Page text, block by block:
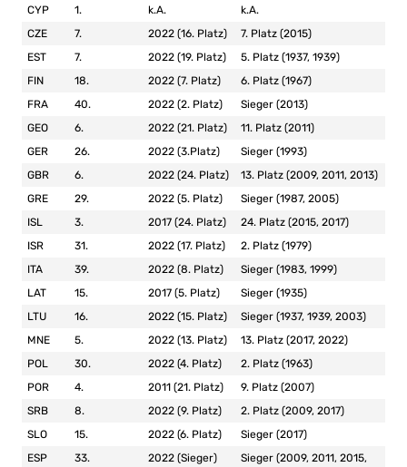
CYP 1. k.A.
k.A.
CZE
7. 2022 (16. Platz)
7. Platz (2015)
EST
7. 2022 (19. Platz)
5. Platz (1937, 1939)
FIN
18. 2022 (7. Platz)
6. Platz (1967)
FRA
40. 2022 (2. Platz)
Sieger (2013)
GEO
6. 2022 (21. Platz)
11. Platz (2011)
GER
26. 2022 (3.Platz)
Sieger (1993)
GBR
6. 2022 (24. Platz)
13. Platz (2009, 2011, 2013)
GRE
29. 2022 (5. Platz)
Sieger (1987, 2005)
ISL
3. 2017 (24. Platz)
24. Platz (2015, 2017)
ISR
31. 2022 (17. Platz)
2. Platz (1979)
ITA
39. 2022 (8. Platz)
Sieger (1983, 1999)
LAT
15. 2017 (5. Platz)
Sieger (1935)
LTU
16. 2022 (15. Platz)
Sieger (1937, 1939, 2003)
MNE
5. 2022 (13. Platz)
13. Platz (2017, 2022)
POL
30. 2022 (4. Platz)
2. Platz (1963)
POR
4. 2011 (21. Platz)
9. Platz (2007)
SRB
8. 2022 (9. Platz)
2. Platz (2009, 2017)
SLO
15. 2022 (6. Platz)
Sieger (2017)
ESP
33. 2022 (Sieger)
Sieger (2009, 2011, 2015,